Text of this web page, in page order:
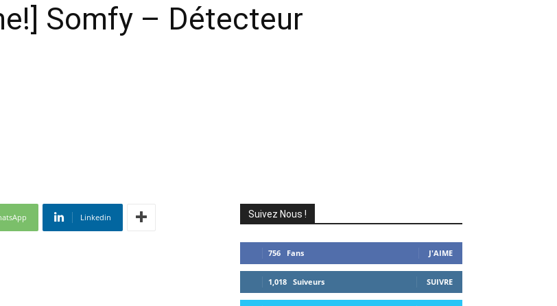
Somfy – Détecteur
Linkedin Suivez Nous !
756 Fans J'AIME
1,018 Suiveurs SUIVRE